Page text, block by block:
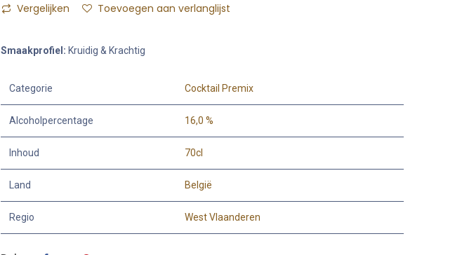
Vergelijken Toevoegen aan verlanglijst
Smaakprofiel: Kruidig & Krachtig
Categorie Cocktail Premix
Alcoholpercentage 16,0 %
Inhoud 70cl
Land België
Regio West Vlaanderen